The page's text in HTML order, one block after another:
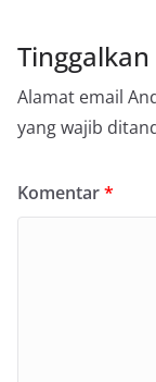
Alamat email
yang wajib
Komentar*